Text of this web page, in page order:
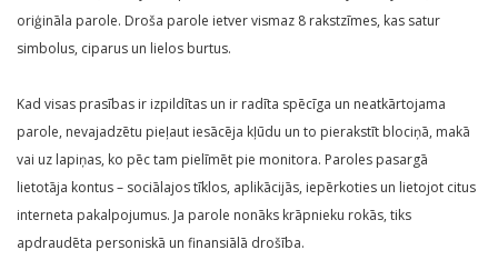
oriģināla parole. Droša parole ietver vismaz 8 rakstzīmes, kas satur
simbolus, ciparus un lielos burtus.
Kad visas prasības ir izpildītas un ir radīta spēcīga un neatkārtojama
parole, nevajadzētu pieļaut iesācēja kļūdu un to pierakstīt blociņā, makā
vai uz lapiņas, ko pēc tam pielīmēt pie monitora. Paroles pasargā
lietotāja kontus – sociālajos tīklos, aplikācijās, iepērkoties un lietojot citus
interneta pakalpojumus. Ja parole nonāks krāpnieku rokās, tiks
apdraudēta personiskā un finansiālā drošība.